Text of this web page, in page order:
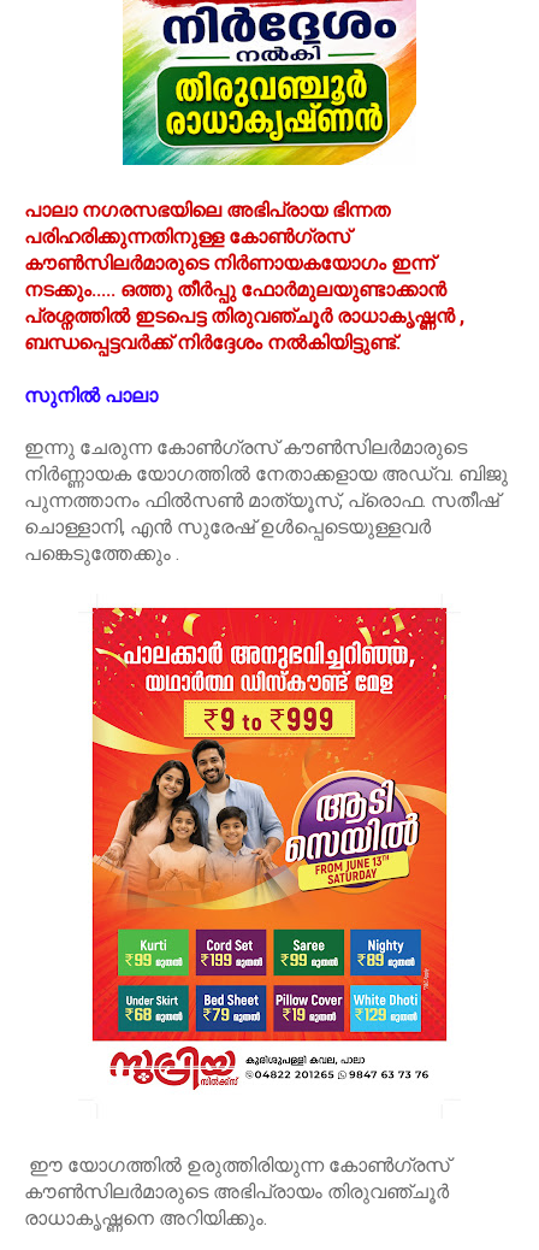
പാലാ നഗരസഭയിലെ അഭിപ്രായ ഭിന്നത
പരിഹരിക്കുന്നതിനുള്ള കോൺഗ്രസ്
കൗൺസിലർമാരുടെ നിർണായകയോഗം ഇന്ന്
നടക്കും..... ഒത്തു തീർപ്പു ഫോർമുലയുണ്ടാക്കാൻ
പ്രശ്നത്തിൽ ഇടപെട്ട തിരുവഞ്ചൂർ രാധാകൃഷ്ണൻ ,
ബന്ധപ്പെട്ടവർക്ക് നിർദ്ദേശം നൽകിയിട്ടുണ്ട്.
സുനിൽ പാലാ
ഇന്നു ചേരുന്ന കോൺഗ്രസ് കൗൺസിലർമാരുടെ
നിർണ്ണായക യോഗത്തിൽ നേതാക്കളായ അഡ്വ. ബിജു
പുന്നത്താനം ഫിൽസൺ മാത്യൂസ്, പ്രൊഫ. സതീഷ്
ചൊള്ളാനി, എൻ സുരേഷ് ഉൾപ്പെടെയുള്ളവർ
പങ്കെടുത്തേക്കും .
ഈ യോഗത്തിൽ ഉരുത്തിരിയുന്ന കോൺഗ്രസ്
കൗൺസിലർമാരുടെ അഭിപ്രായം തിരുവഞ്ചൂർ
രാധാകൃഷ്ണനെ അറിയിക്കും.